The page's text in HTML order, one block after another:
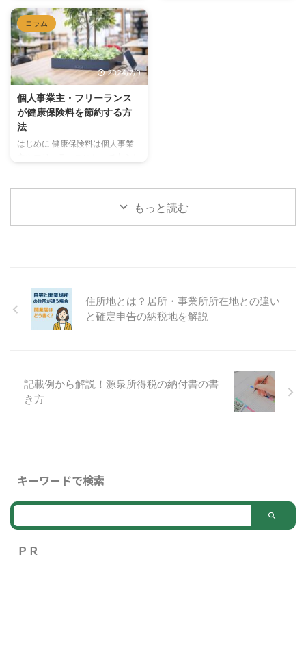
や小規模事業者にとって、収入の
不安定性は常に付きまとう問題で
す。特定のクライアントに依存し
すぎたり、季節変動の激しい業 ...
加入していると様々な給付を受け
ることができます。しかし、具体
的な給付内容や申請手続きについ
てはあまり知られていないことが
多いです。本記事では、個人事業
主やフリーランスが知っておくべ
き健康保険の給付内容と申請手続
きについて詳しく解説します。 1.
健康保険の基本的な給付内容 健
康保険には、医療費の補助をはじ
めとして、様々な給付内容があり
簡 ...
コラム
2024/7/9
個人事業主・フリーランス
が健康保険料を節約する方
法
はじめに 健康保険料は個人事業
が可能です。本記事では、健康保
険料を節約するための具体的な方
ます。 1. 健康保険料の基本的な
計算方法 健康保険料は、所得に
基づいて計算されます。そのた
もっと読む
住所地とは？居所・事業所所在地との違い
と確定申告の納税地を解説
記載例から解説！源泉所得税の納付書の書
き方
キーワードで検索
ＰＲ